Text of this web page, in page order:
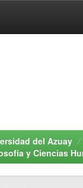
del Azuay
y Ciencias